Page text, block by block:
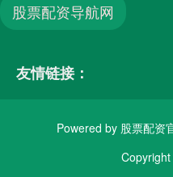
股票配资导航网
友情链接：
Powered by 股票配资
Copyright